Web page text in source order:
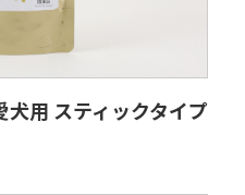
用 スティックタイプ